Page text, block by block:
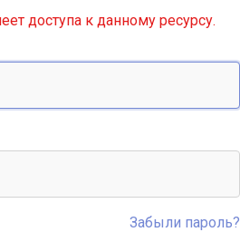
доступа к данному ресурсу.
Забыли пароль?